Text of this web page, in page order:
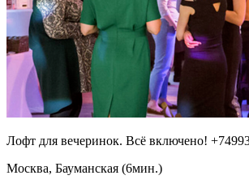
Лофт для вечеринок. Всё включено!
Москва, Бауманская (6мин.)